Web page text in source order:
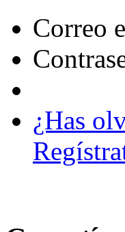
Correo
¿Has